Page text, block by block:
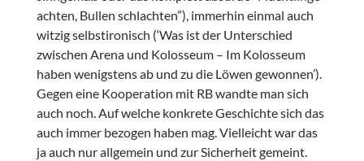
achten, Bullen schlachten”), immerhin einmal auch
witzig selbstironisch (‘Was ist der Unterschied
zwischen Arena und Kolosseum – Im Kolosseum
haben wenigstens ab und zu die Löwen gewonnen’).
Gegen eine Kooperation mit RB wandte man sich
auch noch. Auf welche konkrete Geschichte sich das
auch immer bezogen haben mag. Vielleicht war das
ja auch nur allgemein und zur Sicherheit gemeint.